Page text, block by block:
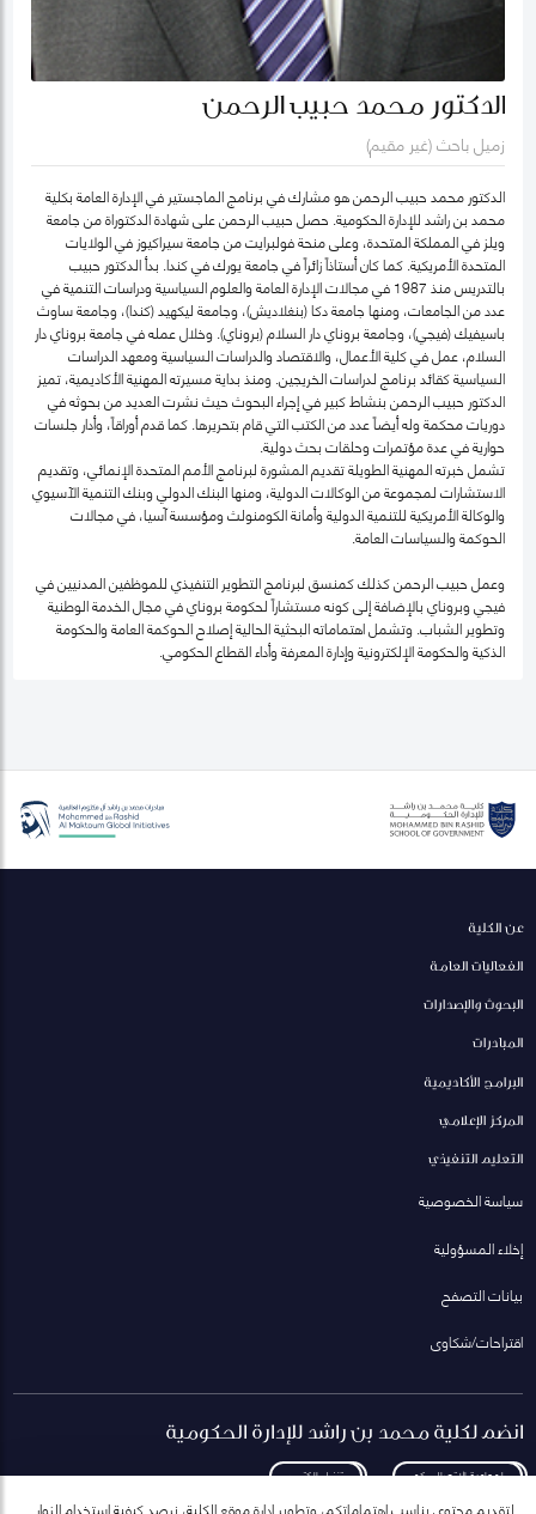
الدكتور محمد حبيب الرحمن
زميل باحث (غير مقيم)
الدكتور محمد حبيب الرحمن هو مشارك في برنامج الماجستير في الإدارة العامة بكلية
محمد بن راشد للإدارة الحكومية. حصل حبيب الرحمن على شهادة الدكتوراة من جامعة
ويلز في المملكة المتحدة، وعلى منحة فولبرايت من جامعة سيراكيوز في الولايات
المتحدة الأمريكية. كما كان أستاذاً زائراً في جامعة يورك في كندا. بدأ الدكتور حبيب
بالتدريس منذ 1987 في مجالات الإدارة العامة والعلوم السياسية ودراسات التنمية في
عدد من الجامعات، ومنها جامعة دكا (بنغلاديش)، وجامعة ليكهيد (كندا)، وجامعة ساوث
باسيفيك (فيجي)، وجامعة بروناي دار السلام (بروناي). وخلال عمله في جامعة بروناي دار
السلام، عمل في كلية الأعمال، والاقتصاد والدراسات السياسية ومعهد الدراسات
السياسية كقائد برنامج لدراسات الخريجين. ومنذ بداية مسيرته المهنية الأكاديمية، تميز
الدكتور حبيب الرحمن بنشاط كبير في إجراء البحوث حيث نشرت العديد من بحوثه في
دوريات محكمة وله أيضاً عدد من الكتب التي قام بتحريرها. كما قدم أوراقاً، وأدار جلسات
حوارية في عدة مؤتمرات وحلقات بحث دولية.
تشمل خبرته المهنية الطويلة تقديم المشورة لبرنامج الأمم المتحدة الإنمائي، وتقديم
الاستشارات لمجموعة من الوكالات الدولية، ومنها البنك الدولي وبنك التنمية الآسيوي
والوكالة الأمريكية للتنمية الدولية وأمانة الكومنولث ومؤسسة آسيا، في مجالات
الحوكمة والسياسات العامة.
وعمل حبيب الرحمن كذلك كمنسق لبرنامج التطوير التنفيذي للموظفين المدنيين في
فيجي وبروناي بالإضافة إلى كونه مستشاراً لحكومة بروناي في مجال الخدمة الوطنية
وتطوير الشباب. وتشمل اهتماماته البحثية الحالية إصلاح الحوكمة العامة والحكومة
الذكية والحكومة الإلكترونية وإدارة المعرفة وأداء القطاع الحكومي.
عن الكلية
الفعاليات العامة
البحوث والإصدارات
المبادرات
البرامج الأكاديمية
المركز الإعلامي
التعليم التنفيذي
سياسة الخصوصية
إخلاء المسؤولية
بيانات التصفح
اقتراحات/شكاوى
انضم لكلية محمد بن راشد للإدارة الحكومية
لمعاودة الاتصال بكم تنزيل الكتيب